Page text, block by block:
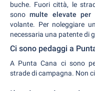
buche. Fuori città, le
sonomulte elevate per
volante. Per noleggiare
necessaria una patente di
Ci sono pedaggi a
A Punta Cana ci sono
strade di campagna. Non